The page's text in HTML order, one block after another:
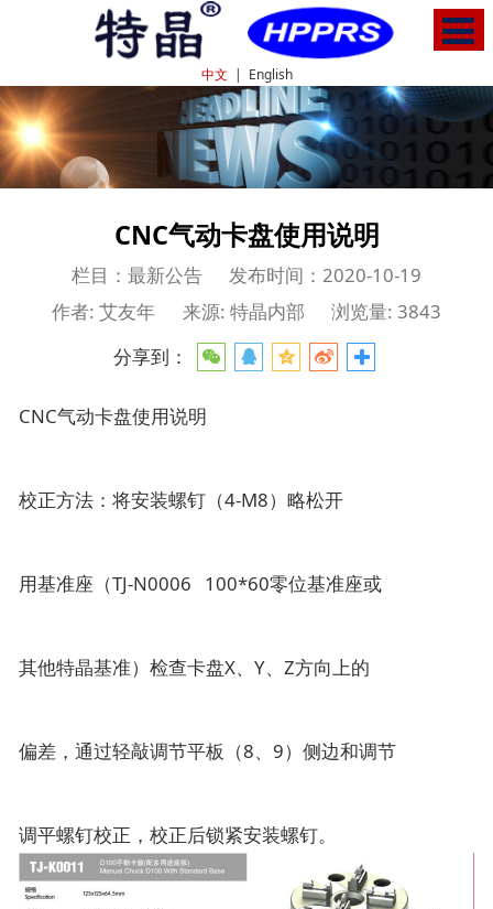
中文 | English
CNC气动卡盘使用说明
栏目：最新公告
发布时间：2020-10-19
作者: 艾友年
来源: 特晶内部
浏览量: 3843
分享到：
CNC气动卡盘使用说明
校正方法：将安装螺钉（4-M8）略松开
用基准座（TJ-N0006 100*60零位基准座或
其他特晶基准）检查卡盘X、Y、Z方向上的
偏差，通过轻敲调节平板（8、9）侧边和调节
调平螺钉校正，校正后锁紧安装螺钉。